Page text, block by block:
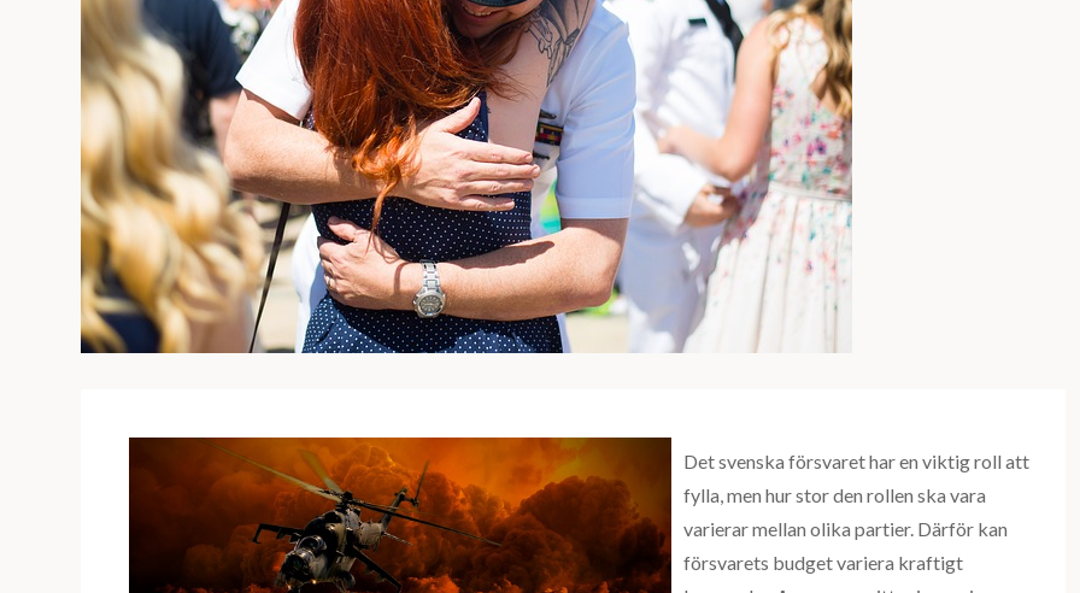
Det svenska försvaret har en viktig roll att
fylla, men hur stor den rollen ska vara
varierar mellan olika partier. Därför kan
försvarets budget variera kraftigt